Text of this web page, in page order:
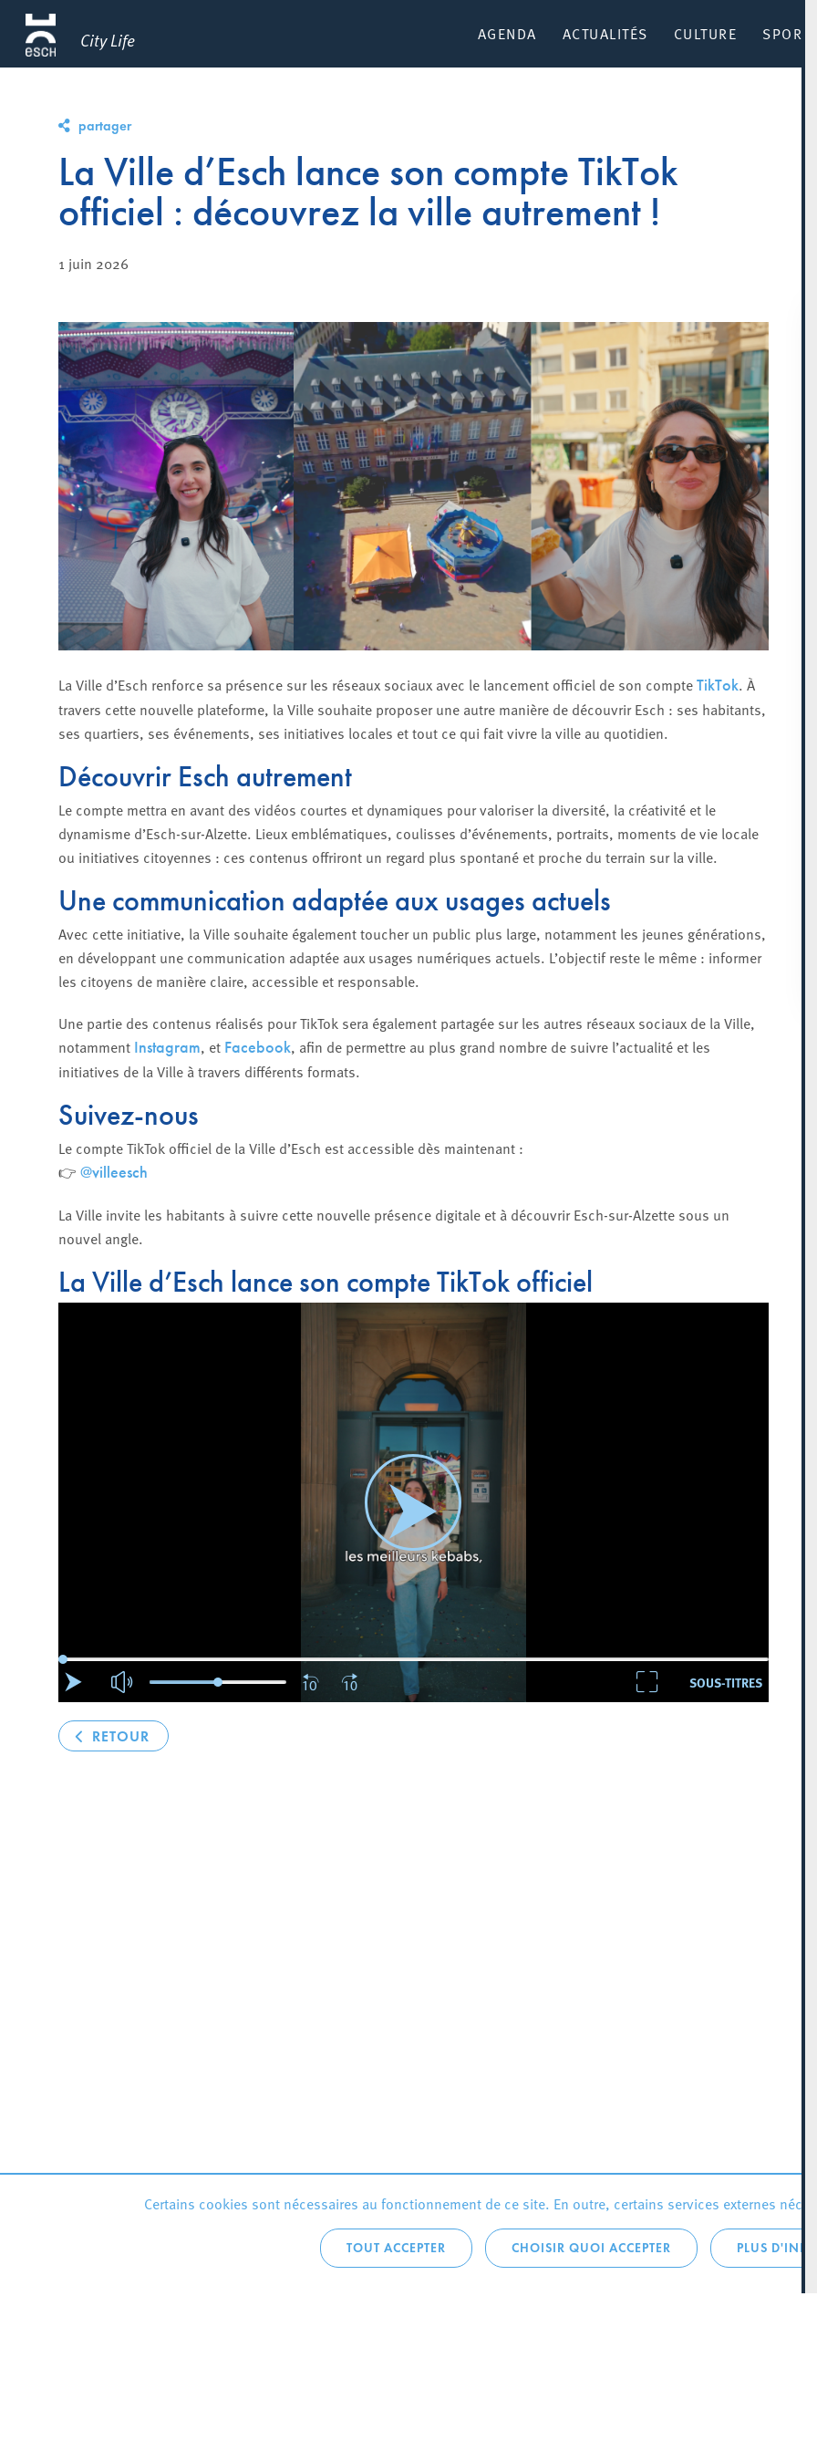
City Life AGENDA ACTUALITÉS CULTURE SPORT
partager
La Ville d’Esch lance son compte TikTok
officiel : découvrez la ville autrement !
1 juin 2026
La Ville d’Esch renforce sa présence sur les réseaux sociaux avec le lancement officiel de son compteTikTok. À
travers cette nouvelle plateforme, la Ville souhaite proposer une autre manière de découvrir Esch : ses habitants,
ses quartiers, ses événements, ses initiatives locales et tout ce qui fait vivre la ville au quotidien.
Découvrir Esch autrement
Le compte mettra en avant des vidéos courtes et dynamiques pour valoriser la diversité, la créativité et le
dynamisme d’Esch-sur-Alzette. Lieux emblématiques, coulisses d’événements, portraits, moments de vie locale
ou initiatives citoyennes : ces contenus offriront un regard plus spontané et proche du terrain sur la ville.
Une communication adaptée aux usages actuels
Avec cette initiative, la Ville souhaite également toucher un public plus large, notamment les jeunes générations,
en développant une communication adaptée aux usages numériques actuels. L’objectif reste le même : informer
les citoyens de manière claire, accessible et responsable.
Une partie des contenus réalisés pour TikTok sera également partagée sur les autres réseaux sociaux de la Ville,
notamment Instagram, et Facebook, afin de permettre au plus grand nombre de suivre l’actualité et les
initiatives de la Ville à travers différents formats.
Suivez-nous
Le compte TikTok officiel de la Ville d’Esch est accessible dès maintenant :
👉 @villeesch
La Ville invite les habitants à suivre cette nouvelle présence digitale et à découvrir Esch-sur-Alzette sous un
nouvel angle.
La Ville d’Esch lance son compte TikTok officiel
SOUS-TITRES
RETOUR
Certains cookies sont nécessaires au fonctionnement de ce site. En outre, certains services externes
TOUT ACCEPTER CHOISIR QUOI ACCEPTER PLUS